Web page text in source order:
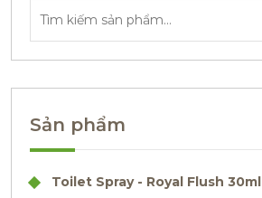
Sản phẩm
Toilet Spray - Royal Flush 30ml